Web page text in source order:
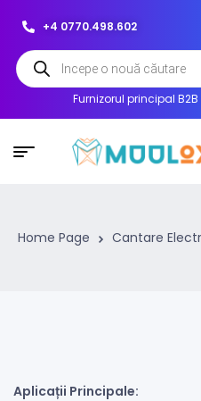
+4 0770.498.602
Furnizorul principal
Home Page Cantare
Aplicații Principale: